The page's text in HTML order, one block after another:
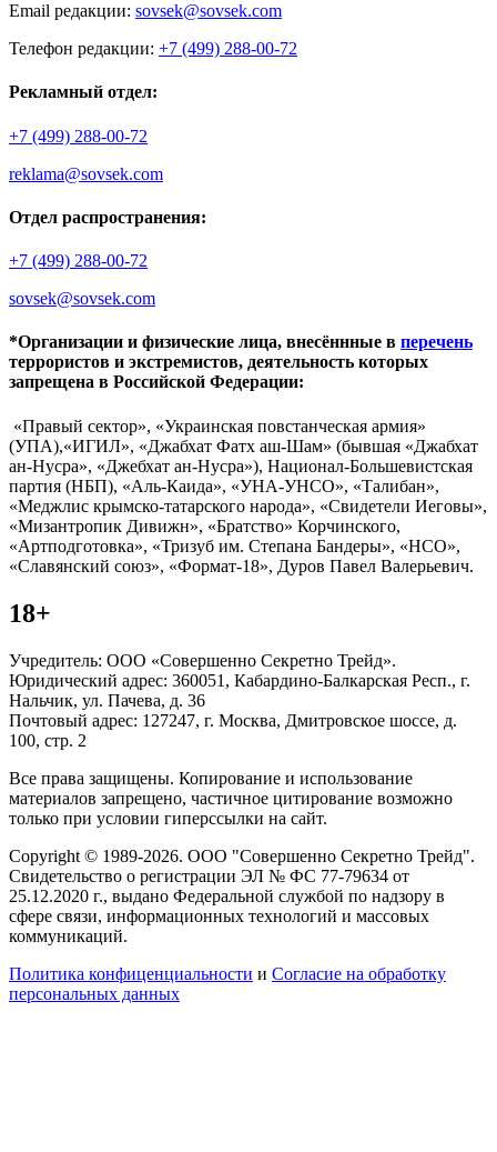
Email редакции: sovsek@sovsek.com
Телефон редакции: +7 (499) 288-00-72
Рекламный отдел:
+7 (499) 288-00-72
reklama@sovsek.com
Отдел распространения:
+7 (499) 288-00-72
sovsek@sovsek.com
*Организации и физические лица, внесённные в перечень
террористов и экстремистов, деятельность которых
запрещена в Российской Федерации:
«Правый сектор», «Украинская повстанческая армия»
(УПА),«ИГИЛ», «Джабхат Фатх аш-Шам» (бывшая «Джабхат
ан-Нусра», «Джебхат ан-Нусра»), Национал-Большевистская
партия (НБП), «Аль-Каида», «УНА-УНСО», «Талибан»,
«Меджлис крымско-татарского народа», «Свидетели Иеговы»,
«Мизантропик Дивижн», «Братство» Корчинского,
«Артподготовка», «Тризуб им. Степана Бандеры», «НСО»,
«Славянский союз», «Формат-18», Дуров Павел Валерьевич.
18+
Учредитель: ООО «Совершенно Секретно Трейд».
Юридический адрес: 360051, Кабардино-Балкарская Респ., г.
Нальчик, ул. Пачева, д. 36
Почтовый адрес: 127247, г. Москва, Дмитровское шоссе, д.
100, стр. 2
Все права защищены. Копирование и использование
материалов запрещено, частичное цитирование возможно
только при условии гиперссылки на сайт.
Copyright © 1989-2026. ООО "Совершенно Секретно Трейд".
Свидетельство о регистрации ЭЛ № ФС 77-79634 от
25.12.2020 г., выдано Федеральной службой по надзору в
сфере связи, информационных технологий и массовых
коммуникаций.
Политика конфиценциальности и Согласие на обработку
персональных данных